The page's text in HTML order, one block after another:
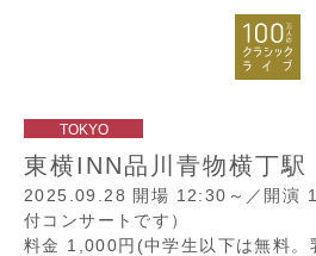
東横INN品川青物横丁駅
2025.09.28 開場 12:30～／開演
付コンサートです）
料金 1,000円(中学生以下は無料。